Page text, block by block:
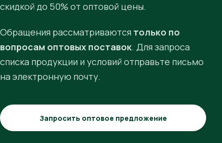
скидкой до 50% от оптовой цены.
Обращения рассматриваются только по
вопросам оптовых поставок. Для запроса
списка продукции и условий отправьте письмо
на электронную почту.
Запросить оптовое предложение